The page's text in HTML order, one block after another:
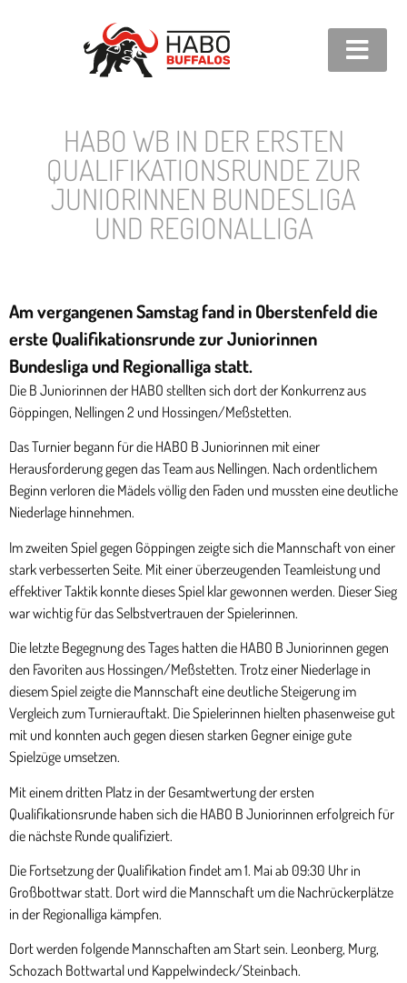
HABO WB IN DER ERSTEN
QUALIFIKATIONSRUNDE ZUR
JUNIORINNEN BUNDESLIGA
UND REGIONALLIGA
Am vergangenen Samstag fand in Oberstenfeld die
erste Qualifikationsrunde zur Juniorinnen
Bundesliga und Regionalliga statt.
Die B Juniorinnen der HABO stellten sich dort der Konkurrenz aus
Göppingen, Nellingen 2 und Hossingen/Meßstetten.
Das Turnier begann für die HABO B Juniorinnen mit einer
Herausforderung gegen das Team aus Nellingen. Nach ordentlichem
Beginn verloren die Mädels völlig den Faden und mussten eine deutliche
Niederlage hinnehmen.
Im zweiten Spiel gegen Göppingen zeigte sich die Mannschaft von einer
stark verbesserten Seite. Mit einer überzeugenden Teamleistung und
effektiver Taktik konnte dieses Spiel klar gewonnen werden. Dieser Sieg
war wichtig für das Selbstvertrauen der Spielerinnen.
Die letzte Begegnung des Tages hatten die HABO B Juniorinnen gegen
den Favoriten aus Hossingen/Meßstetten. Trotz einer Niederlage in
diesem Spiel zeigte die Mannschaft eine deutliche Steigerung im
Vergleich zum Turnierauftakt. Die Spielerinnen hielten phasenweise gut
mit und konnten auch gegen diesen starken Gegner einige gute
Spielzüge umsetzen.
Mit einem dritten Platz in der Gesamtwertung der ersten
Qualifikationsrunde haben sich die HABO B Juniorinnen erfolgreich für
die nächste Runde qualifiziert.
Die Fortsetzung der Qualifikation findet am 1. Mai ab 09:30 Uhr in
Großbottwar statt. Dort wird die Mannschaft um die Nachrückerplätze
in der Regionalliga kämpfen.
Dort werden folgende Mannschaften am Start sein. Leonberg, Murg,
Schozach Bottwartal und Kappelwindeck/Steinbach.